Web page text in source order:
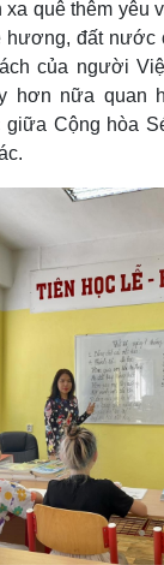
quê thêm yêu
hương, đất
của người
hơn nữa quan
Cộng hòa